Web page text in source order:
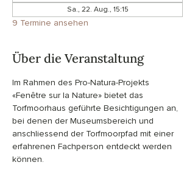
Sa., 22. Aug., 15:15
9 Termine ansehen
Über die Veranstaltung
Im Rahmen des Pro-Natura-Projekts
«Fenêtre sur la Nature» bietet das
Torfmoorhaus geführte Besichtigungen an,
bei denen der Museumsbereich und
anschliessend der Torfmoorpfad mit einer
erfahrenen Fachperson entdeckt werden
können.